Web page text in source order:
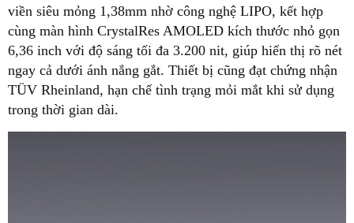
viền siêu mỏng 1,38mm nhờ công nghệ LIPO, kết hợp
cùng màn hình CrystalRes AMOLED kích thước nhỏ gọn
6,36 inch với độ sáng tối đa 3.200 nit, giúp hiển thị rõ nét
ngay cả dưới ánh nắng gắt. Thiết bị cũng đạt chứng nhận
TÜV Rheinland, hạn chế tình trạng mỏi mắt khi sử dụng
trong thời gian dài.